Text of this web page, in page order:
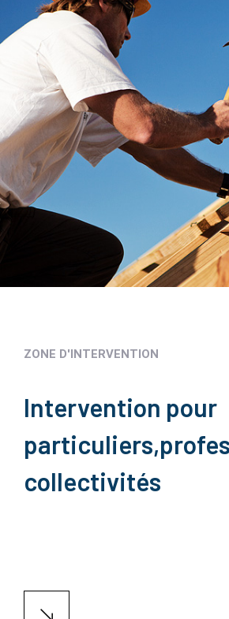
ZONE D'INTERVENTION
Intervention pour
particuliers,
collectivités